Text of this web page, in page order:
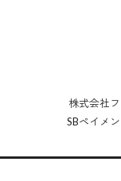
株式会社
SBペイメ